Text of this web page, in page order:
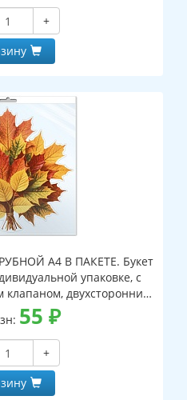
+
А4 В ПАКЕТЕ. Букет
упаковке, с
двухсторонний,
лак)55 ₽
+